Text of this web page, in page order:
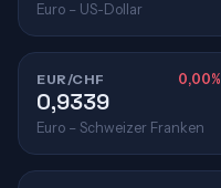
Euro – US-Dollar
EUR/CHF 0,00%
0,9339
Euro – Schweizer Franken